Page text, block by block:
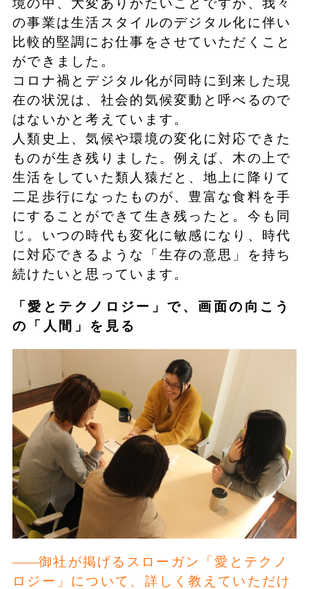
の事業は生活スタイルのデジタル化に伴い
比較的堅調にお仕事をさせていただくこと
ができました。
コロナ禍とデジタル化が同時に到来した現
在の状況は、社会的気候変動と呼べるので
はないかと考えています。
人類史上、気候や環境の変化に対応できた
ものが生き残りました。例えば、木の上で
生活をしていた類人猿だと、地上に降りて
二足歩行になったものが、豊富な食料を手
にすることができて生き残ったと。今も同
じ。いつの時代も変化に敏感になり、時代
に対応できるような「生存の意思」を持ち
続けたいと思っています。
「愛とテクノロジー」で、画面の向こう
の「人間」を見る
御社が掲げるスローガン「愛とテクノ
ロジー」について、詳しく教えていただけ